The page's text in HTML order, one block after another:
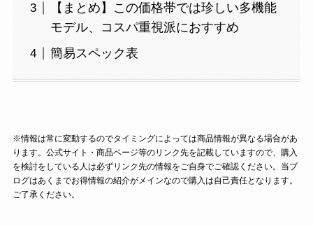
【まとめ】この価格帯では珍しい多機能
モデル、コスパ重視派におすすめ
簡易スペック表
※情報は常に変動するのでタイミングによっては商品情報が異なる場合があ
ります。公式サイト・商品ページ等のリンク先を記載していますので、購入
を検討をしている人は必ずリンク先の情報をご自身でご確認ください。当ブ
ログはあくまでお得情報の紹介がメインなので購入は自己責任となります。
ご了承ください。